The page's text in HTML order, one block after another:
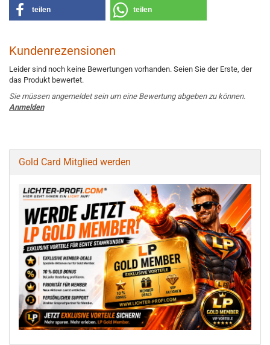
teilen teilen
Kundenrezensionen
Leider sind noch keine Bewertungen vorhanden. Seien Sie der Erste, der
das Produkt bewertet.
Sie müssen angemeldet sein um eine Bewertung abgeben zu können.
Anmelden
Gold Card Mitglied werden